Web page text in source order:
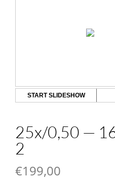
START SLIDESHOW
25x/0,50 —
2
€199,00